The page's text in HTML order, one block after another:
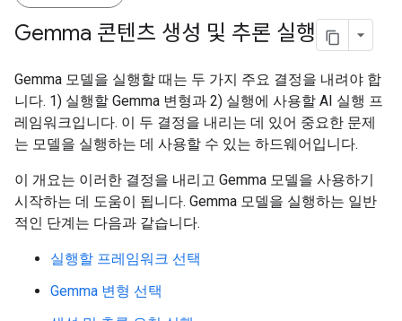
Gemma 콘텐츠 생성 및 추론 실행
Gemma 모델을 실행할 때는 두 가지 주요 결정을 내려야 합
니다. 1) 실행할 Gemma 변형과 2) 실행에 사용할 AI 실행 프
레임워크입니다. 이 두 결정을 내리는 데 있어 중요한 문제
는 모델을 실행하는 데 사용할 수 있는 하드웨어입니다.
이 개요는 이러한 결정을 내리고 Gemma 모델을 사용하기
시작하는 데 도움이 됩니다. Gemma 모델을 실행하는 일반
적인 단계는 다음과 같습니다.
실행할 프레임워크 선택
Gemma 변형 선택